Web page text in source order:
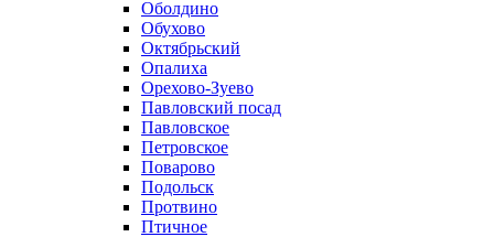
Оболдино
Обухово
Октябрьский
Опалиха
Орехово-Зуево
Павловский посад
Павловское
Петровское
Поварово
Подольск
Протвино
Птичное